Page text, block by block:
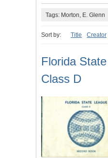
Tags: Morton, E. Glenn
Sort by: Title Creator
Florida
Class D